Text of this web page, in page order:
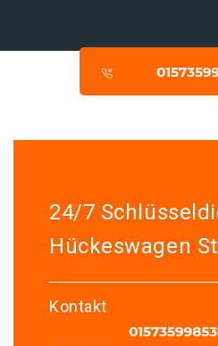
24/7
Hückeswagen
Kontakt